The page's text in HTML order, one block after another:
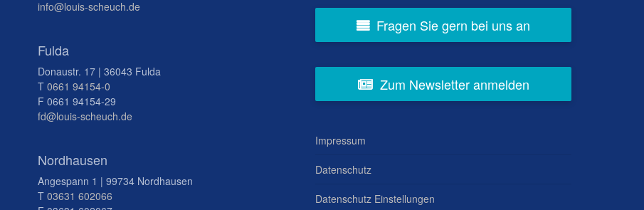
info@louis-scheuch.de
Fulda
Donaustr. 17 | 36043 Fulda
T 0661 94154-0
F 0661 94154-29
fd@louis-scheuch.de
Nordhausen
Angespann 1 | 99734 Nordhausen
T 03631 602066
Fragen Sie gern bei uns an
Zum Newsletter anmelden
Impressum
Datenschutz
Datenschutz Einstellungen